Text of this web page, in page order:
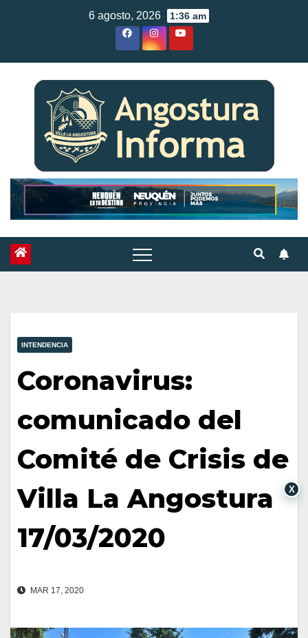
6 agosto, 2026 1:36 am
INTENDENCIA
Coronavirus:
comunicado del
Comité de Crisis de
Villa La Angostura
17/03/2020
MAR 17, 2020
X